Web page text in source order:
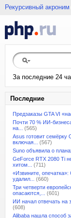
Рекурсивный акроним
За последние 24
Последние
Предзаказы GTA VI
Почти 70 % ИИ-
на...
(565)
Asus готовит семёрку
включая...
(567)
Suno объявила о
GeForce RTX 2080 Ti
хитом...
(711)
«Извините, опечатка»:
удалил...
(660)
Три четверти
опасаются,...
(601)
ИИ начал отвечать на
(608)
Alibaba нашла способ